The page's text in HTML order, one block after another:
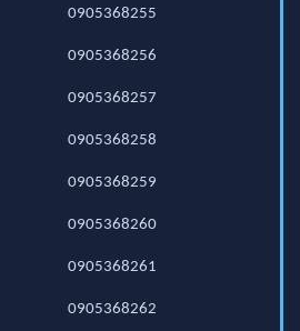
0905368255
0905368256
0905368257
0905368258
0905368259
0905368260
0905368261
0905368262